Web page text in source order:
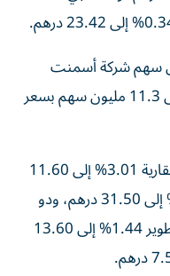
سهم شركة أسمنت
الخليج بقيمة 13.56 مليون درهم على 11.3 مليون سهم بسعر
وفي سوق دبي، تراجع سهم إعمار العقارية 3.01% إلى 11.60
درهم، والإمارات دبي الوطني 1.62% إلى 31.50 درهم، ودو
0.49% إلى 12.04 درهم، وإعمار للتطوير 1.44% إلى 13.60